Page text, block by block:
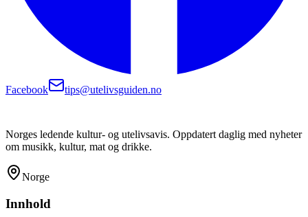
Facebook tips@utelivsguiden.no
Norges ledende kultur- og utelivsavis. Oppdatert daglig med nyheter
om musikk, kultur, mat og drikke.
Norge
Innhold